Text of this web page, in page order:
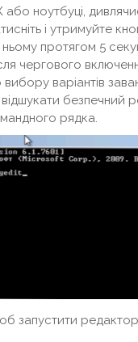
ноутбуці,
і утримуйте
протягом 5
чергового
вибору варіантів
безпечний
рядка.
запустити